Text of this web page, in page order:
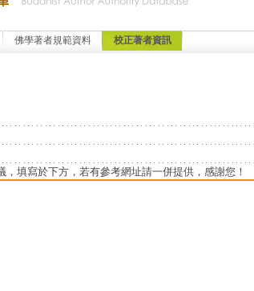
佛學著者規範資料 校正著者資訊
，填寫於下方，若有參考網址請一併提供，感謝您！